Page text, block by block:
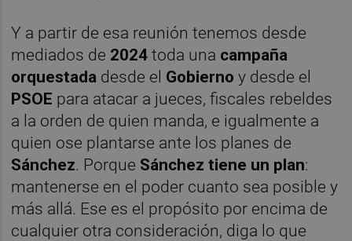
Y a partir de esa reunión tenemos desde
mediados de 2024 toda una campaña
orquestada desde el Gobierno y desde el
PSOE para atacar a jueces, fiscales rebeldes
a la orden de quien manda, e igualmente a
quien ose plantarse ante los planes de
Sánchez. Porque Sánchez tiene un plan:
mantenerse en el poder cuanto sea posible y
más allá. Ese es el propósito por encima de
cualquier otra consideración, diga lo que